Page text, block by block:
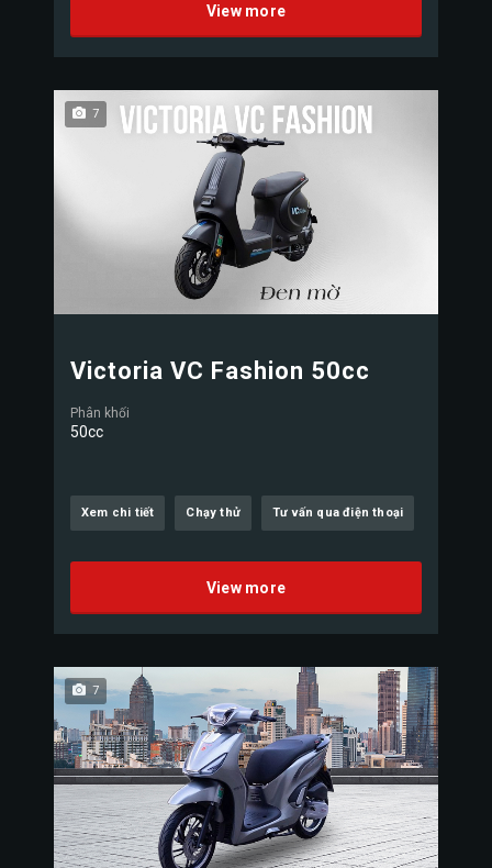
View more
7
Victoria VC Fashion 50cc
Phân khối
50cc
Xem chi tiết Chạy thử Tư vấn qua điện thoại
View more
7